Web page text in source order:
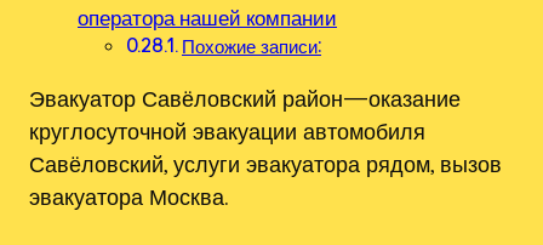
оператора нашей компании
Похожие записи:
Эвакуатор Савёловский район—оказание
круглосуточной эвакуации автомобиля
Савёловский, услуги эвакуатора рядом, вызов
эвакуатора Москва.